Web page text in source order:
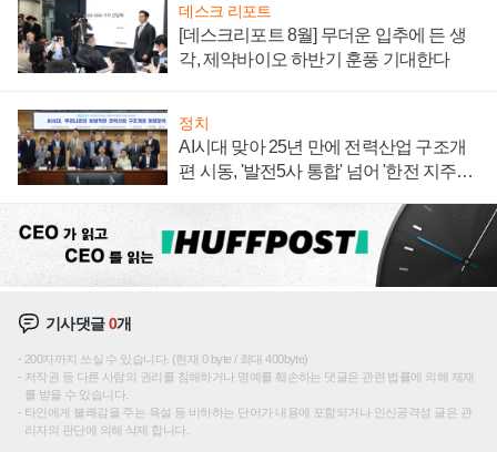
데스크 리포트
[데스크리포트 8월] 무더운 입추에 든 생
각, 제약바이오 하반기 훈풍 기대한다
정치
AI시대 맞아 25년 만에 전력산업 구조개
편 시동, '발전5사 통합' 넘어 '한전 지주사'
기사댓글0개
200자까지 쓰실 수 있습니다. (현재 0 byte / 최대 400byte)
저작권 등 다른 사람의 권리를 침해하거나 명예를 훼손하는 댓글은 관련 법률에 의해 제재
를 받을 수 있습니다.
타인에게 불쾌감을 주는 욕설 등 비하하는 단어가 내용에 포함되거나 인신공격성 글은 관
리자의 판단에 의해 삭제 합니다.